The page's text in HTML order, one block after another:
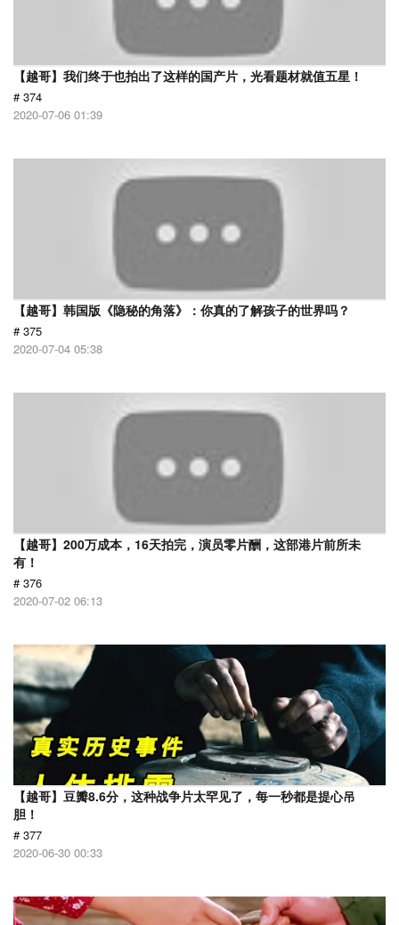
【越哥】我们终于也拍出了这样的国产片，光看题材就值五星！
# 374
2020-07-06 01:39
【越哥】韩国版《隐秘的角落》：你真的了解孩子的世界吗？
# 375
2020-07-04 05:38
【越哥】200万成本，16天拍完，演员零片酬，这部港片前所未
有！
# 376
2020-07-02 06:13
【越哥】豆瓣8.6分，这种战争片太罕见了，每一秒都是提心吊
胆！
# 377
2020-06-30 00:33